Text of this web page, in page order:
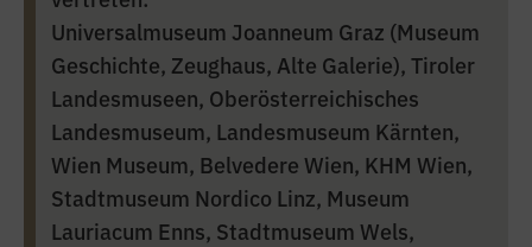
Universalmuseum Joanneum Graz (Museum
Geschichte, Zeughaus, Alte Galerie), Tiroler
Landesmuseen, Oberösterreichisches
Landesmuseum, Landesmuseum Kärnten,
Wien Museum, Belvedere Wien, KHM Wien,
Stadtmuseum Nordico Linz, Museum
Lauriacum Enns, Stadtmuseum Wels,